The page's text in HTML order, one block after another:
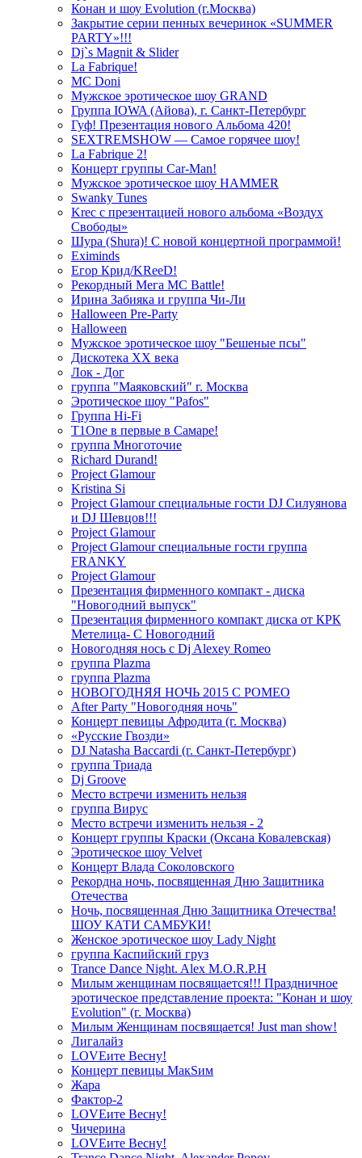
Конан и шоу Evolution (г.Москва)
Закрытие серии пенных вечеринок «SUMMER
PARTY»!!!
Dj`s Magnit & Slider
La Fabrique!
MC Doni
Мужское эротическое шоу GRAND
Группа IOWA (Айова), г. Санкт-Петербург
Гуф! Презентация нового Альбома 420!
SEXTREMSHOW — Самое горячее шоу!
La Fabrique 2!
Концерт группы Car-Man!
Мужское эротическое шоу HAMMER
Swanky Tunes
Krec с презентацией нового альбома «Воздух
Свободы»
Шура (Shura)! С новой концертной программой!
Eximinds
Егор Крид/KReeD!
Рекордный Мега МС Battle!
Ирина Забияка и группа Чи-Ли
Halloween Pre-Party
Halloween
Мужское эротическое шоу "Бешеные псы"
Дискотека ХХ века
Лок - Дог
группа "Маяковский" г. Москва
Эротическое шоу "Pafos"
Группа Hi-Fi
T1One в первые в Самаре!
группа Многоточие
Richard Durand!
Project Glamour
Kristina Si
Project Glamour специальные гости DJ Силуянова
и DJ Шевцов!!!
Project Glamour
Project Glamour специальные гости группа
FRANKY
Project Glamour
Презентация фирменного компакт - диска
"Новогодний выпуск"
Презентация фирменного компакт диска от КРК
Метелица- С Новогодний
Новогодняя нось с Dj Alexey Romeo
группа Plazma
группа Plazma
НОВОГОДНЯЯ НОЧЬ 2015 C РОМЕО
After Party "Новогодняя ночь"
Концерт певицы Афродита (г. Москва)
«Русские Гвозди»
DJ Natasha Baccardi (г. Санкт-Петербург)
группа Триада
Dj Groove
Место встречи изменить нельзя
группа Вирус
Место встречи изменить нельзя - 2
Концерт группы Краски (Оксана Ковалевская)
Эротическое шоу Velvet
Концерт Влада Соколовского
Рекордна ночь, посвященная Дню Защитника
Отечества
Ночь, посвященная Дню Защитника Отечества!
ШОУ КАТИ САМБУКИ!
Женское эротическое шоу Lady Night
группа Каспийский груз
Trance Dance Night. Alex M.O.R.P.H
Милым женщинам посвящается!!! Праздничное
эротическое представление проекта: "Конан и шоу
Evolution" (г. Москва)
Милым Женщинам посвящается! Just man show!
Лигалайз
LOVEите Весну!
Концерт певицы МакSим
Жара
Фактор-2
LOVEите Весну!
Чичерина
LOVEите Весну!